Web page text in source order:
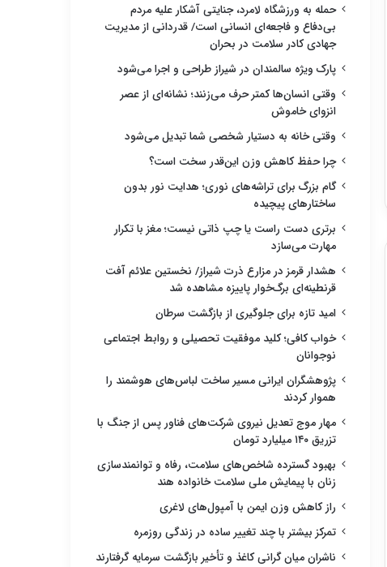
حمله به ورزشگاه لامرد، جنایتی آشکار علیه مردم
بی‌دفاع و فاجعه‌ای انسانی است/ قدردانی از مدیریت
جهادی کادر سلامت در بحران
پارک ویژه سالمندان در شیراز طراحی و اجرا می‌شود
وقتی انسان‌ها کمتر حرف می‌زنند؛ نشانه‌ای از عصر
انزوای خاموش
وقتی خانه به دستیار شخصی شما تبدیل می‌شود
چرا حفظ کاهش وزن این‌قدر سخت است؟
گام بزرگ برای تراشه‌های نوری؛ هدایت نور بدون
ساختارهای پیچیده
برتری دست راست یا چپ ذاتی نیست؛ مغز با تکرار
مهارت می‌سازد
هشدار قرمز در مزارع ذرت شیراز/ نخستین علائم آفت
قرنطینه‌ای برگ‌خوار پاییزه مشاهده شد
امید تازه برای جلوگیری از بازگشت سرطان
خواب کافی؛ کلید موفقیت تحصیلی و روابط اجتماعی
نوجوانان
پژوهشگران ایرانی مسیر ساخت لباس‌های هوشمند را
هموار کردند
مهار موج تعدیل نیروی شرکت‌های فناور پس از جنگ با
تزریق ۱۴۰ میلیارد تومان
بهبود گسترده شاخص‌های سلامت، رفاه و توانمندسازی
زنان با پیمایش ملی سلامت خانواده هند
راز کاهش وزن ایمن با آمپول‌های لاغری
تمرکز بیشتر با چند تغییر ساده در زندگی روزمره
ناشران میان گرانی کاغذ و تأخیر بازگشت سرمایه گرفتارند